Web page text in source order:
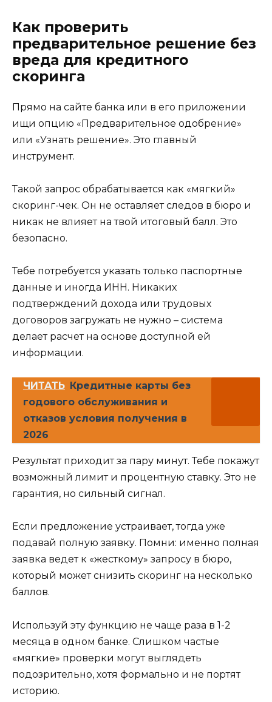
Как проверить
предварительное решение без
вреда для кредитного
скоринга
Прямо на сайте банка или в его приложении
ищи опцию «Предварительное одобрение»
или «Узнать решение». Это главный
инструмент.
Такой запрос обрабатывается как «мягкий»
скоринг-чек. Он не оставляет следов в бюро и
никак не влияет на твой итоговый балл. Это
безопасно.
Тебе потребуется указать только паспортные
данные и иногда ИНН. Никаких
подтверждений дохода или трудовых
договоров загружать не нужно – система
делает расчет на основе доступной ей
информации.
ЧИТАТЬ Кредитные карты без
годового обслуживания и
отказов условия получения в
2026
Результат приходит за пару минут. Тебе покажут
возможный лимит и процентную ставку. Это не
гарантия, но сильный сигнал.
Если предложение устраивает, тогда уже
подавай полную заявку. Помни: именно полная
заявка ведет к «жесткому» запросу в бюро,
который может снизить скоринг на несколько
баллов.
Используй эту функцию не чаще раза в 1-2
месяца в одном банке. Слишком частые
«мягкие» проверки могут выглядеть
подозрительно, хотя формально и не портят
историю.